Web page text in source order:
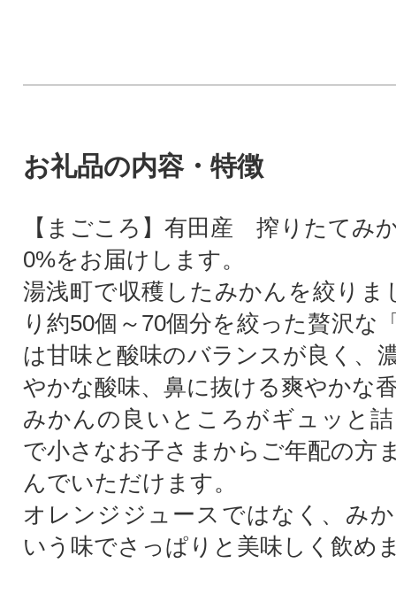
お礼品の内容・特徴
【まごころ】有田産 搾りたてみ
0%をお届けします。
湯浅町で収穫したみかんを絞りま
り約50個～70個分を絞った贅沢な
は甘味と酸味のバランスが良く、
やかな酸味、鼻に抜ける爽やかな
みかんの良いところがギュッと
で小さなお子さまからご年配の方
んでいただけます。
オレンジジュースではなく、み
いう味でさっぱりと美味しく飲め